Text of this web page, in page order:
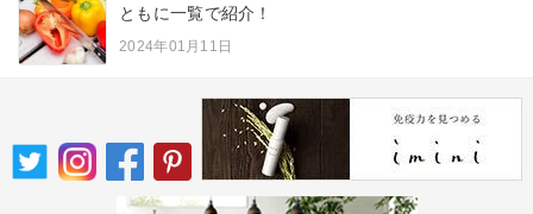
ともに一覧で紹介！
2024年01月11日